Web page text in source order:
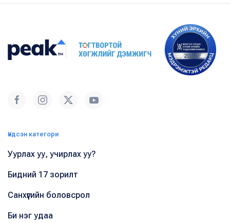
Үндсэн категори
Уурлах уу, учирлах уу?
Бидний 17 зорилт
Санхүүгийн боловсрол
Би нэг удаа